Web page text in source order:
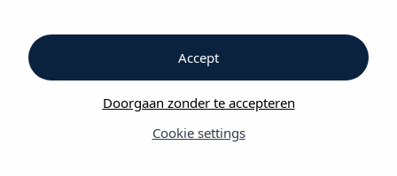
Gastronomie
Vibra Riviera Hotel
Cookie settings
Doorgaan zonder te accepteren
Accept